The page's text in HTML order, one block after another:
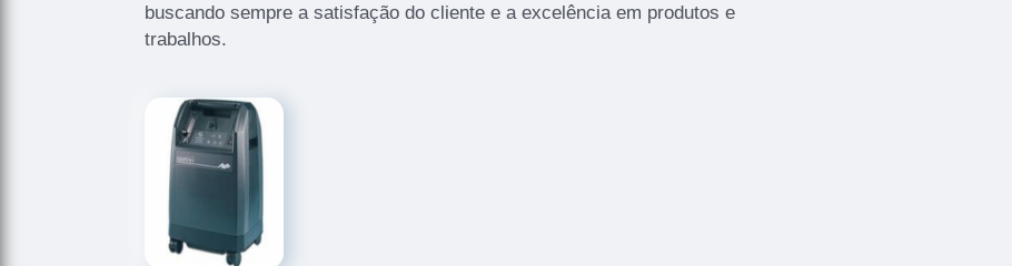
buscando sempre a satisfação do cliente e a excelência em produtos e
trabalhos.